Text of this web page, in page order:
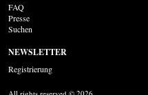
FAQ
Presse
Suchen
NEWSLETTER
Registrierung